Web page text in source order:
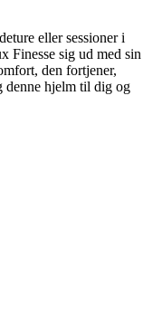
eller sessioner i
Finesse sig ud med sin
den fortjener,
denne hjelm til dig og